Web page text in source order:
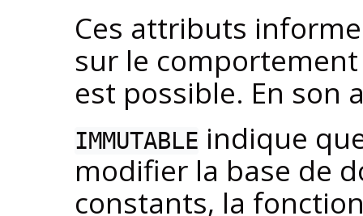
Ces attributs
sur le
est possible. En son
IMMUTABLE indique
modifier la base de
constants, la